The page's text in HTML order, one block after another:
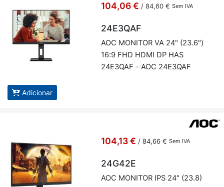
104,06 € / 84,60 € Sem IVA
24E3QAF
AOC MO­NITOR VA 24" (23.6")
16:9 FHD HDMI DP HAS
24E3QAF - AOC 24E3QAF
Adicionar
104,13 € / 84,66 € Sem IVA
24G42E
AOC MO­NITOR IPS 24" (23.8)